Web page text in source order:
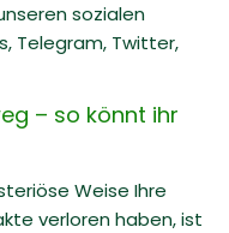
sozialen
Telegram, Twitter,
– so könnt ihr
Weise Ihre
verloren haben, ist